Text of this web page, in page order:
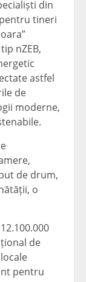
din
tineri
nZEB,
astfel
de
moderne,
de drum,
o
de
pentru